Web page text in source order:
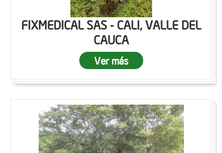
FIXMEDICAL SAS - CALI, VALLE DEL
CAUCA
Ver más